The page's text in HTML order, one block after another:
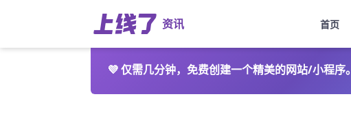
资讯 首页
💜仅需几分钟，免费创建一个精美的网站/小程序。